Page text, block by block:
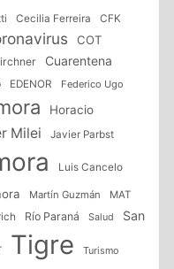
Cecilia Ferreira CFK
COT
Cuarentena
EDENOR Federico Ugo
Horacio
Milei Javier Parbst
Luis Cancelo
Martín Guzmán
MAT
Río Paraná Salud San
Tigre Turismo